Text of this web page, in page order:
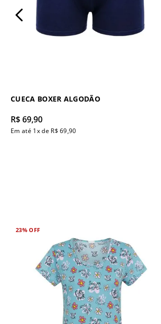
CUECA BOXER ALGODÃO
R$69,90
Em até 1x de R$ 69,90
23%OFF